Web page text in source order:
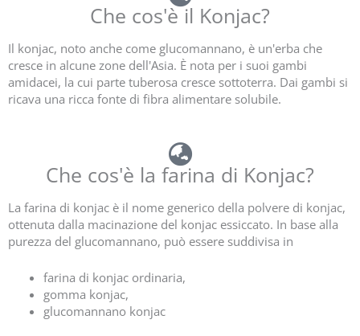
し
ま
Che cos'è il Konjac?
Il konjac, noto anche come glucomannano, è un'erba che
cresce in alcune zone dell'Asia. È nota per i suoi gambi
amidacei, la cui parte tuberosa cresce sottoterra. Dai gambi si
ricava una ricca fonte di fibra alimentare solubile.
Che cos'è la farina di Konjac?
La farina di konjac è il nome generico della polvere di konjac,
ottenuta dalla macinazione del konjac essiccato. In base alla
purezza del glucomannano, può essere suddivisa in
farina di konjac ordinaria,
gomma konjac,
glucomannano konjac